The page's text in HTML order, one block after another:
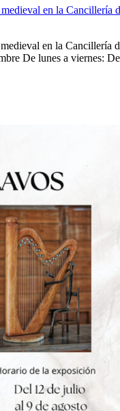
en la Cancillería
en la Cancillería
De lunes a viernes: De